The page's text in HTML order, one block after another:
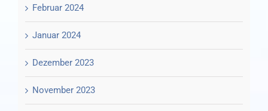
Februar 2024
Januar 2024
Dezember 2023
November 2023